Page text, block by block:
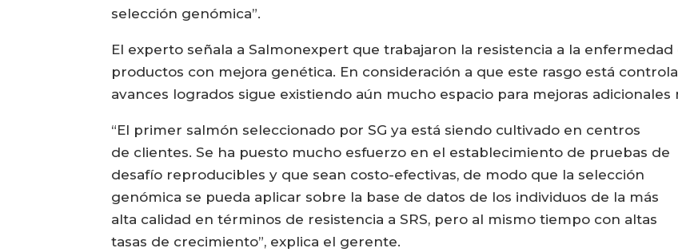
selección genómica”.
El experto señala a Salmonexpert que trabajaron la resistencia a la
productos con mejora genética. En consideración a que este rasgo está
avances logrados sigue existiendo aún mucho espacio para mejoras
“El primer salmón seleccionado por SG ya está siendo cultivado en centros
de clientes. Se ha puesto mucho esfuerzo en el establecimiento de pruebas de
desafío reproducibles y que sean costo-efectivas, de modo que la selección
genómica se pueda aplicar sobre la base de datos de los individuos de la más
alta calidad en términos de resistencia a SRS, pero al mismo tiempo con altas
tasas de crecimiento”, explica el gerente.